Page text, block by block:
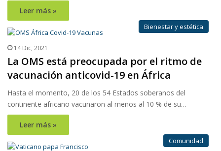
Leer más »
Bienestar y estética
14 Dic, 2021
La OMS está preocupada por el ritmo de
vacunación anticovid-19 en África
Hasta el momento, 20 de los 54 Estados soberanos del
continente africano vacunaron al menos al 10 % de su…
Leer más »
Comunidad